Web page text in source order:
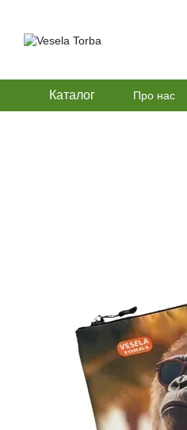
Каталог Про нас